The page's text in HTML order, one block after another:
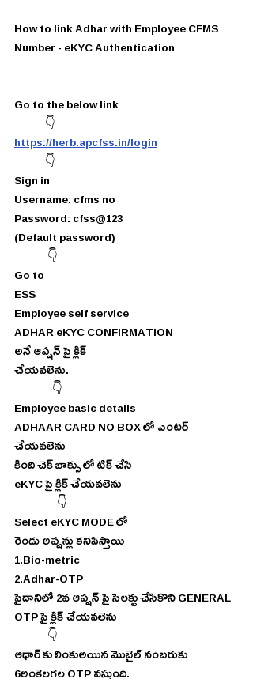
How to link Adhar with Employee CFMS
Number - eKYC Authentication
Go to the below link
             👇
https://herb.apcfss.in/login
             👇
Sign in
Username: cfms no
Password: cfss@123
(Default password)
              👇
Go to
ESS
Employee self service
ADHAR eKYC CONFIRMATION
అనే ఆప్షన్ పై క్లిక్
చేయవలెను.
                👇
Employee basic details
ADHAAR CARD NO BOX లో ఎంటర్
చేయవలెను
కింది చెక్ బాక్సు లో టిక్ చేసి
eKYC పై క్లిక్ చేయవలెను
                  👇
Select eKYC MODE లో
రెండు అప్షన్లు కనిపిస్తాయి
1.Bio-metric
2.Adhar-OTP
పైదానిలో 2వ ఆప్షన్ పై సెలక్టు చేసికొని GENERAL
OTP పై క్లిక్ చేయవలెను
              👇
ఆధార్ కు లింకుఅయిన మొబైల్ నంబరుకు